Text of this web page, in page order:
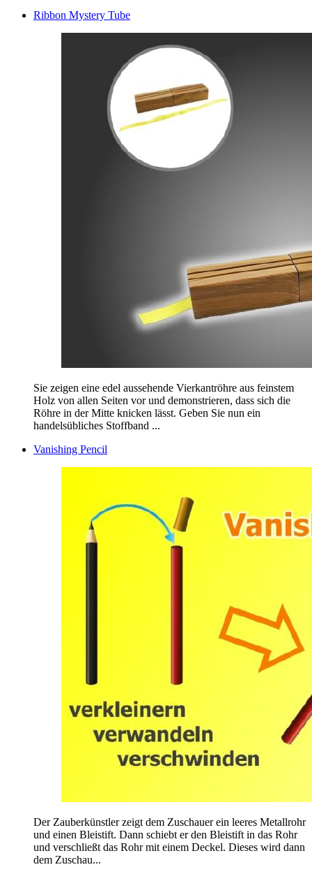
Ribbon Mystery Tube
Sie zeigen eine edel aussehende Vierkantröhre aus feinstem
Holz von allen Seiten vor und demonstrieren, dass sich die
Röhre in der Mitte knicken lässt. Geben Sie nun ein
handelsübliches Stoffband ...
Vanishing Pencil
Der Zauberkünstler zeigt dem Zuschauer ein leeres Metallrohr
und einen Bleistift. Dann schiebt er den Bleistift in das Rohr
und verschließt das Rohr mit einem Deckel. Dieses wird dann
dem Zuschau...